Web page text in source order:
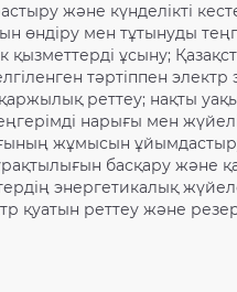
және күнделікті
өндіру мен тұтынуды
қызметтерді ұсыну;
тәртіппен
қаржылық реттеу; нақты
нарығы мен
жұмысын
басқару және
энергетикалық
қуатын реттеу және